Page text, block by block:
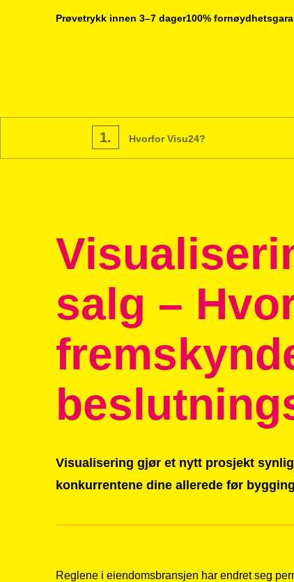
Prøvetrykk innen 3–7 dager100%
1. Hvorfor Visu24?
salg –
Visualisering gjør et nytt prosjekt
konkurrentene dine allerede før
Reglene i eiendomsbransjen har endret seg